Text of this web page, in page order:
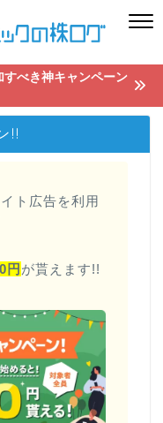
すべき神キャンペーン
!!
ト広告を利用
円 が貰えます!!